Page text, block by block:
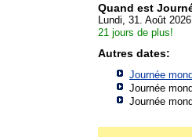
Quand est
Lundi, 31. Août 2026
21 jours de plus!
Autres dates:
Journée
Journée
Journée